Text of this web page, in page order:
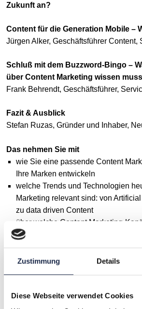
Zustimmung Details
Diese Webseite verwendet Cookies
Zukunft an?
Content für die Generation Mobile –
Jürgen Alker, Geschäftsführer Content,
Schluß mit dem Buzzword-Bingo –
über Content Marketing wissen muss
Frank Behrendt, Geschäftsführer,
Fazit & Ausblick
Stefan Ruzas, Gründer und Inhaber,
Das nehmen Sie mit
wie Sie eine passende Content
Ihre Marken entwickeln
welche Trends und Technologien
Marketing relevant sind: von
zu data driven Content
über welche Content Marketing-
Marketing bis zur Virtual Reality-
auf ihrer User Journey erreichen
was Content Marketing für die
wie Sie durch Content Distribution
Sichtbarkeit und Reichweite Ihrer